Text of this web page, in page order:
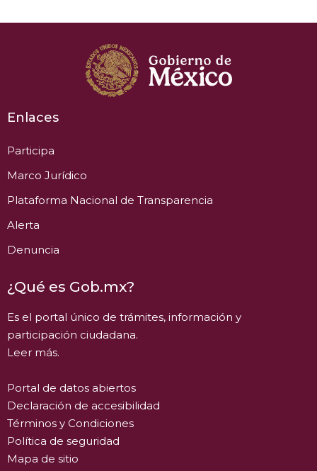
Enlaces
Participa
Marco Jurídico
Plataforma Nacional de Transparencia
Alerta
Denuncia
¿Qué es Gob.mx?
Es el portal único de trámites, información y
participación ciudadana.
Leer más.
Portal de datos abiertos
Declaración de accesibilidad
Términos y Condiciones
Política de seguridad
Mapa de sitio